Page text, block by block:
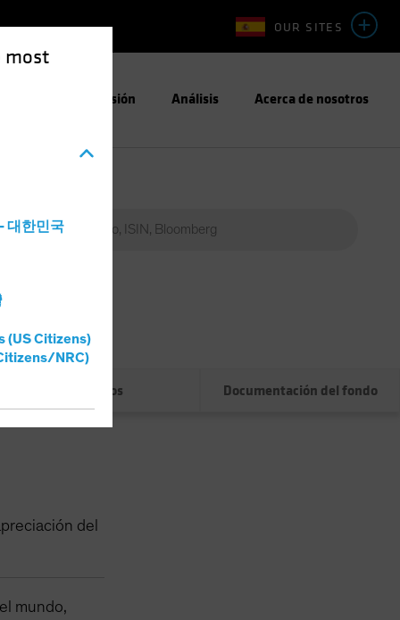
most
대한민국
(US Citizens)
NRC)
OUR SITES
Enfoque de Inversión Análisis Acerca de nosotros
Riesgos Documentación del fondo
del
mundo,